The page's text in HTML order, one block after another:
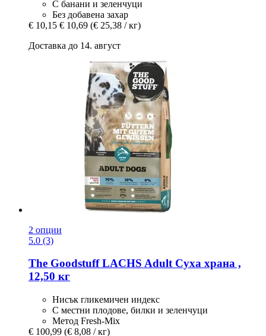
С банани и зеленчуци
Без добавена захар
€ 10,15 € 10,69 (€ 25,38 / кг)
Доставка до 14. август
2 опции
5.0 (3)
The GoodstuffLACHS Adult Суха храна ,
12,50 кг
Нисък гликемичен индекс
С местни плодове, билки и зеленчуци
Метод Fresh-Mix
€ 100,99 (€ 8,08 / кг)